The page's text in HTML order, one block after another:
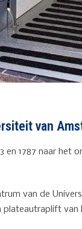
van
1787 naar
van de
van